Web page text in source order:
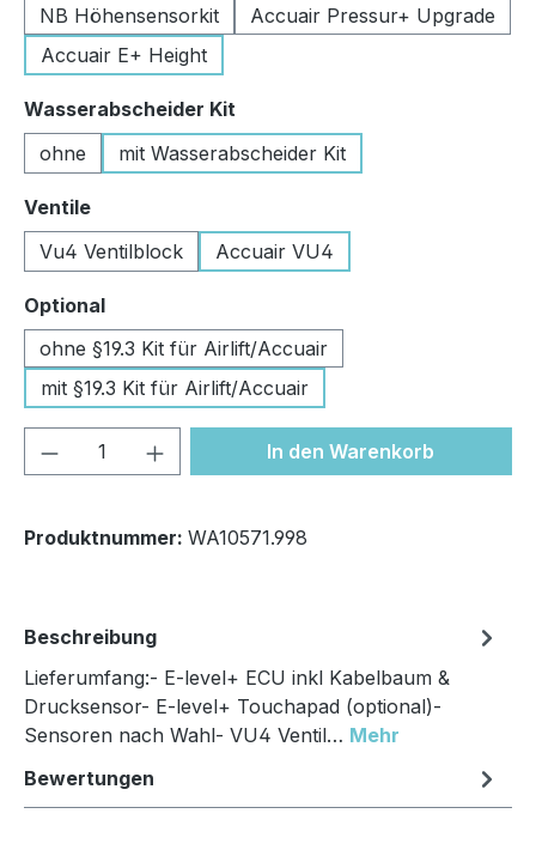
NB Höhensensorkit
Accuair Pressur+ Upgrade
Accuair E+ Height
Wasserabscheider Kit
ohne
mit Wasserabscheider Kit
Ventileauswählen
Vu4 Ventilblock
Accuair VU4
Optionalauswählen
ohne §19.3 Kit für Airlift/Accuair
mit §19.3 Kit für Airlift/Accuair
Produkt Anzahl: Gib denIn den Warenkorb
Produktnummer: WA10571.998
Beschreibung
Lieferumfang:- E-level+ ECU inkl Kabelbaum &
Drucksensor- E-level+ Touchapad (optional)-
Sensoren nach Wahl- VU4 Ventil… Mehr
Bewertungen